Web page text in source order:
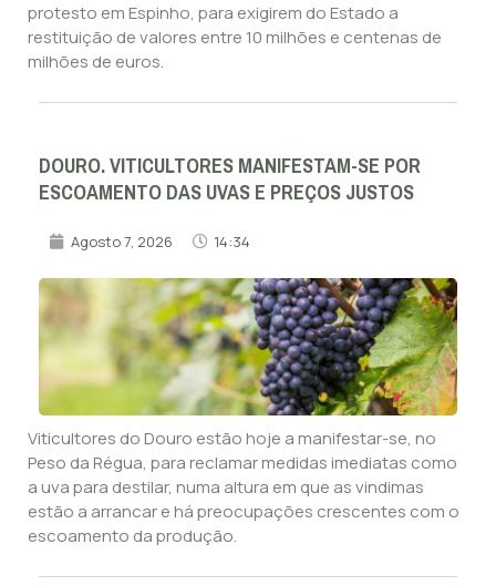
protesto em Espinho, para exigirem do Estado a
restituição de valores entre 10 milhões e centenas de
milhões de euros.
DOURO. VITICULTORES MANIFESTAM-SE POR
ESCOAMENTO DAS UVAS E PREÇOS JUSTOS
Agosto 7, 2026 14:34
Viticultores do Douro estão hoje a manifestar-se, no
Peso da Régua, para reclamar medidas imediatas como
a uva para destilar, numa altura em que as vindimas
estão a arrancar e há preocupações crescentes com o
escoamento da produção.